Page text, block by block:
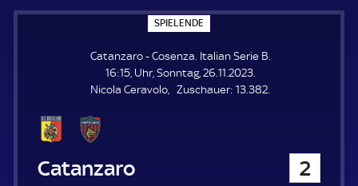
SPIELENDE
P
E
L
E
N
Catanzaro - Cosenza. Italian Serie B.
16:15, Uhr, Sonntag, 26.11.2023.
Nicola Ceravolo
Zuschauer: Z
13.382.
Catanzaro 2